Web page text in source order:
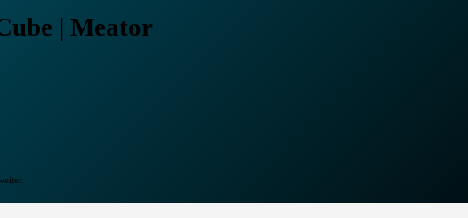
| Meator